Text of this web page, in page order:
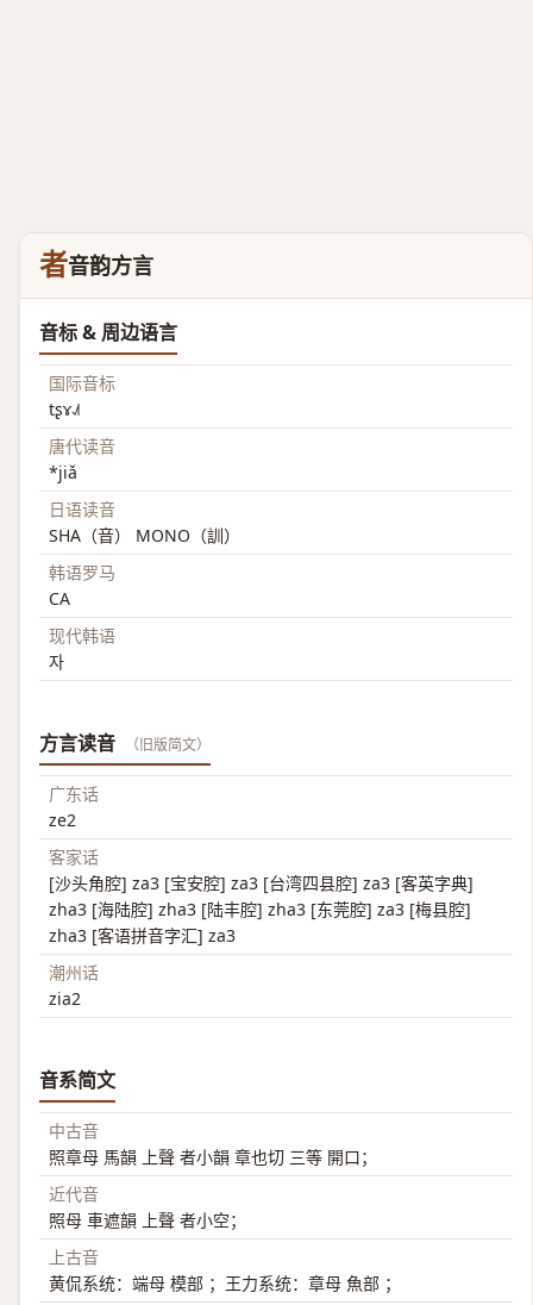
者音韵方言
音标 & 周边语言
国际音标
tʂɤ˨˩˦
唐代读音
*jiǎ
日语读音
SHA（音） MONO（訓）
韩语罗马
CA
现代韩语
자
方言读音 （旧版简文）
广东话
ze2
客家话
[沙头角腔] za3 [宝安腔] za3 [台湾四县腔] za3 [客英字典]
zha3 [海陆腔] zha3 [陆丰腔] zha3 [东莞腔] za3 [梅县腔]
zha3 [客语拼音字汇] za3
潮州话
zia2
音系简文
中古音
照章母 馬韻 上聲 者小韻 章也切 三等 開口；
近代音
照母 車遮韻 上聲 者小空；
上古音
黄侃系统：端母 模部 ；王力系统：章母 魚部 ；